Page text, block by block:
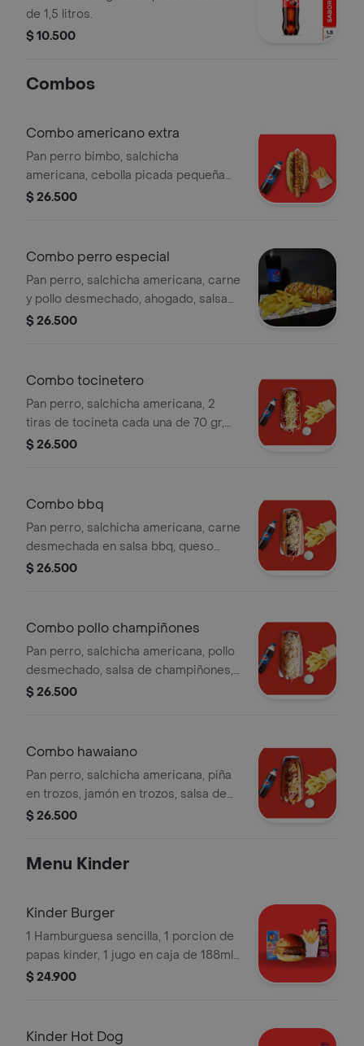
de 1,5 litros.
$ 10.500
Combos
Combo americano extra
Pan perro bimbo, salchicha
americana, cebolla picada pequeña
en cubos, extra pepinillos premiun,
grandes (160g) + bebida 400ml a
$ 26.500
Combo perro especial
Pan perro, salchicha americana, carne
y pollo desmechado, ahogado, salsa
de champiñones, queso gratinado,
$ 26.500
Combo tocinetero
Pan perro, salchicha americana, 2
tiras de tocineta cada una de 70 gr,
cebolla grille, queso gratinado, papa
$ 26.500
Combo bbq
Pan perro, salchicha americana, carne
desmechada en salsa bbq, queso
gratinado, papa ripio, papas ala
$ 26.500
Combo pollo champiñones
Pan perro, salchicha americana, pollo
desmechado, salsa de champiñones,
queso gratinado, papa ripio, papas ala
$ 26.500
Combo hawaiano
Pan perro, salchicha americana, piña
en trozos, jamón en trozos, salsa de
piña dulce, queso gratinado, papa
$ 26.500
Menu Kinder
Kinder Burger
1 Hamburguesa sencilla, 1 porcion de
papas kinder, 1 jugo en caja de 188ml,
1 yogo yogo sorpresa .
$ 24.900
Kinder Hot Dog